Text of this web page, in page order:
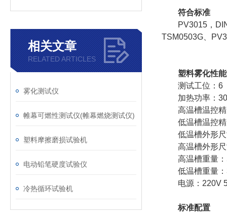
相关文章
RELATED ARTICLES
雾化测试仪
帷幕可燃性测试仪(帷幕燃烧测试仪)
塑料摩擦磨损试验机
电动铅笔硬度试验仪
冷热循环试验机
符合标准
PV3015，
TSM0503G、
塑料雾化性
测试工位：6
加热功率：
高温槽温控
低温槽温控
低温槽外形
高温槽外形
高温槽重量
低温槽重量
电源：220V
标准配置